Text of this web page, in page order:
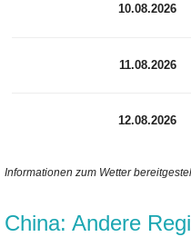
10.08.2026
11.08.2026
12.08.2026
Informationen zum Wetter
China: Andere